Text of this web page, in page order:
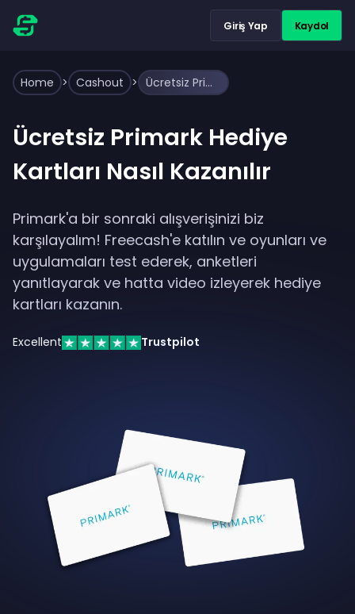
Giriş Yap Kaydol
Home > Cashout > Ücretsiz Primark Hediye Kartları Nasıl Kazanılır
Ücretsiz Primark Hediye
Kartları Nasıl Kazanılır
Primark'a bir sonraki alışverişinizi biz
karşılayalım! Freecash'e katılın ve oyunları ve
uygulamaları test ederek, anketleri
yanıtlayarak ve hatta video izleyerek hediye
kartları kazanın.
Excellent Trustpilot